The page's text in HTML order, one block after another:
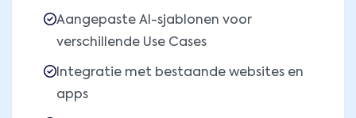
Aangepaste AI-sjablonen voor
verschillende Use Cases
Integratie met bestaande websites en
apps